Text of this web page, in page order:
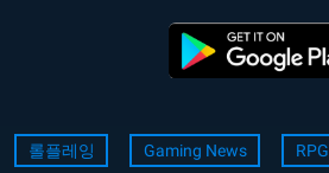
롤플레잉 Gaming News RPG